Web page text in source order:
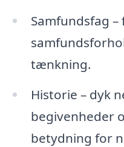
Samfundsfag –
tænkning.
Historie – dyk
begivenheder
betydning for